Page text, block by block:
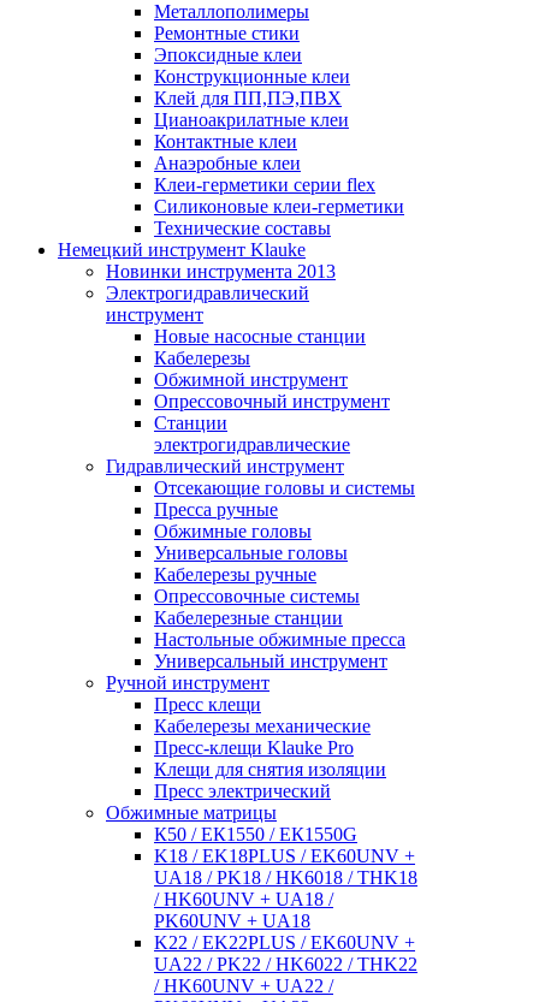
Металлополимеры
Ремонтные стики
Эпоксидные клеи
Конструкционные клеи
Клей для ПП,ПЭ,ПВХ
Цианоакрилатные клеи
Контактные клеи
Анаэробные клеи
Клеи-герметики серии flex
Силиконовые клеи-герметики
Технические составы
Немецкий инструмент Klauke
Новинки инструмента 2013
Электрогидравлический
инструмент
Новые насосные станции
Кабелерезы
Обжимной инструмент
Опрессовочный инструмент
Станции
электрогидравлические
Гидравлический инструмент
Отсекающие головы и системы
Пресса ручные
Обжимные головы
Универсальные головы
Кабелерезы ручные
Опрессовочные системы
Кабелерезные станции
Настольные обжимные пресса
Универсальный инструмент
Ручной инструмент
Пресс клещи
Кабелерезы механические
Пресс-клещи Klauke Pro
Клещи для снятия изоляции
Пресс электрический
Обжимные матрицы
К50 / ЕК1550 / ЕК1550G
K18 / EK18PLUS / EK60UNV +
UA18 / PK18 / HK6018 / THK18
/ HK60UNV + UA18 /
PK60UNV + UA18
K22 / EK22PLUS / EK60UNV +
UA22 / PK22 / HK6022 / THK22
/ HK60UNV + UA22 /